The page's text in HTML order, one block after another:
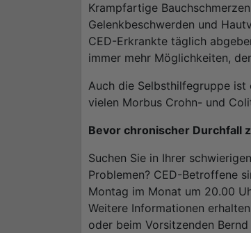
Krampfartige
Gelenkbeschwerden und
CED-Erkrankte täglich
immer mehr Möglichkeiten,
Auch die Selbsthilfegruppe
vielen Morbus Crohn- und
Bevor chronischer Durchfall
Suchen Sie in Ihrer
Problemen? CED-Betroffene
Montag im Monat um 20.00
Weitere Informationen
oder beim Vorsitzenden